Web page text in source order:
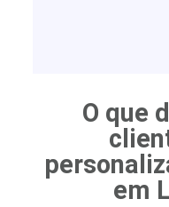
O que
em